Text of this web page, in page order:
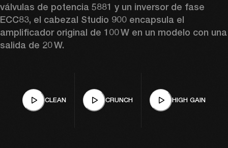
válvulas de potencia 5881 y un inversor de fase
ECC83, el cabezal Studio 900 encapsula el
amplificador original de 100 W en un modelo con una
salida de 20 W.
CLEAN CRUNCH HIGH GAIN